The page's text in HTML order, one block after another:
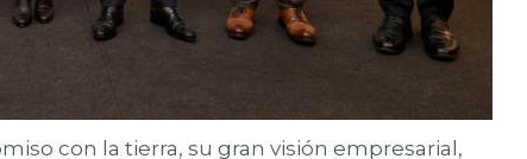
con la tierra, su gran visión empresarial,